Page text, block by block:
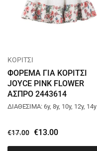
ΚΟΡΙΤΣΙ
ΦΟΡΕΜΑ ΓΙΑ ΚΟΡΙΤΣΙ
JOYCE PINK FLOWER
ΑΣΠΡΟ 2443614
ΔΙΑΘΕΣΙΜΑ: 6y, 8y, 10y, 12y, 14y
€17.00 €13.00